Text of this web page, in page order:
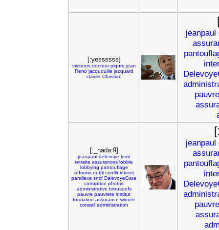
[:yessssss]
visiteurs docteur piqure jean
Reno jacquouille jacquard
clavier Christian
jeanpaul
[:_nada:9]
jeanpaul delevoye lrem
retraite assurances lobbie
lobbying pantouflage
reforme oubli conflit interet
parallaxe sncf DelevoyeGate
corruption phobie
administrative brousoufs
pauvre pauvrete institut
formation assurance winner
conseil administration
jeanpaul